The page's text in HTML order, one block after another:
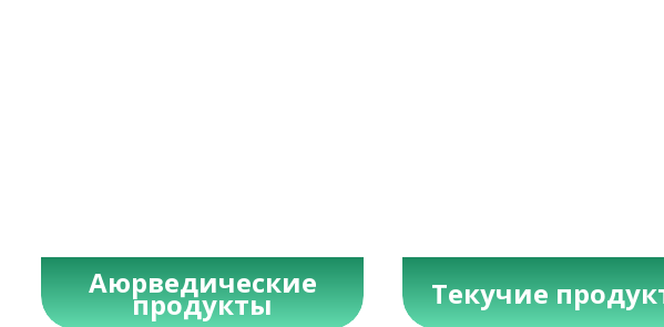
Аюрведические
продукты Текучие